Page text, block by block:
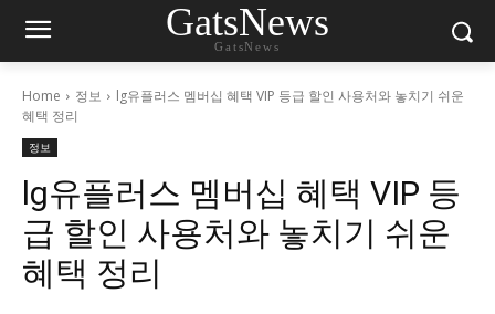
GatsNews
GatsNews
Home 정보
lg유플러스 멤버십 혜택 VIP 등급 할인 사용처와 놓치기 쉬운
혜택 정리
정보
lg유플러스 멤버십 혜택 VIP 등
급 할인 사용처와 놓치기 쉬운
혜택 정리